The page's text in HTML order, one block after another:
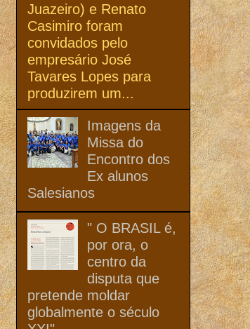
Juazeiro) e Renato
Casimiro foram
convidados pelo
empresário José
Tavares Lopes para
produzirem um...
Imagens da
Missa do
Encontro dos
Ex alunos
Salesianos
" O BRASIL é,
por ora, o
centro da
disputa que
pretende moldar
globalmente o século